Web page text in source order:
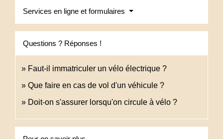
Services en ligne et formulaires
Questions ? Réponses !
Faut-il immatriculer un vélo électrique ?
Que faire en cas de vol d'un véhicule ?
Doit-on s'assurer lorsqu'on circule à vélo ?